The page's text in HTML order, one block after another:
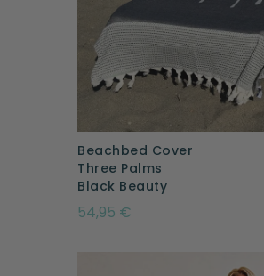
Beachbed Cover
Three Palms
Black Beauty
54,95 €